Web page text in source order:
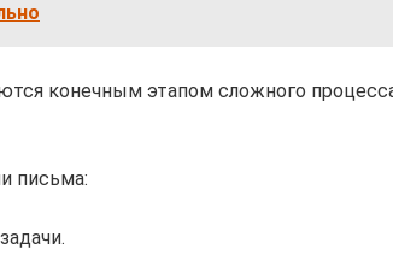
конечным этапом сложного
письма: